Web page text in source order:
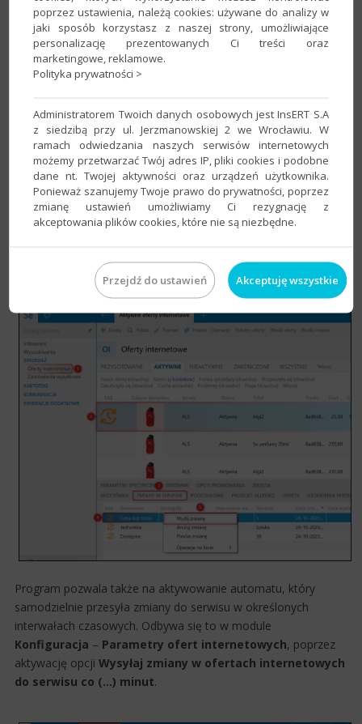
Dla wybranych zmian– poprzez zaznaczenie jednej
lub w​​ielu zmian na zakładce
Zmiany w serwisie
Wyślij zmianę
​. Wysłane zostaną zaznaczone
zmiany dotyczące określonej oferty internetowej.​​
Program pozwala także na aktywowanie automatu, który
samodzielnie przesyła zmiany do serwisu w określonych
interwałach czasowych. Odbywa się to w module
Konfiguracja – Parametry ofert internetowych, poprzez
aktywację opcji Wysyłaj zmiany w ofertach internetowych
do serwisu co (...) minut.
poprzez ustawienia, należą cookies: używane do analizy w
jaki sposób korzystasz z naszej strony, umożliwiające
personalizację prezentowanych Ci treści oraz
marketingowe, reklamowe.
Polityka prywatności >
Administratorem Twoich danych osobowych jest InsERT S.A
z siedzibą przy ul. Jerzmanowskiej 2 we Wrocławiu. W
ramach odwiedzania naszych serwisów internetowych
możemy przetwarzać Twój adres IP, pliki cookies i podobne
dane nt. Twojej aktywności oraz urządzeń użytkownika.
Ponieważ szanujemy Twoje prawo do prywatności, poprzez
zmianę ustawień umożliwiamy Ci rezygnację z
akceptowania plików cookies, które nie są niezbędne.
Przejdź do ustawień Akceptuję wszystkie